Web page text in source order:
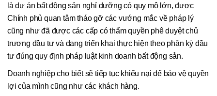
là dự án bất động sản nghỉ dưỡng có quy mô lớn, được
Chính phủ quan tâm tháo gỡ các vướng mắc về pháp lý
cũng như đã được các cấp có thẩm quyền phê duyệt chủ
trương đầu tư và đang triển khai thực hiện theo phân kỳ đầu
tư đúng quy định pháp luật kinh doanh bất động sản.
Doanh nghiệp cho biết sẽ tiếp tục khiếu nại để bảo vệ quyền
lợi của mình cũng như các khách hàng.